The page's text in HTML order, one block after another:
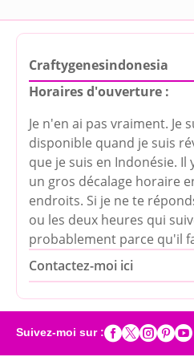
Craftygenesindonesia
Horaires d'ouverture :
Je n'en ai pas vraiment. Je
disponible quand je suis
que je suis en Indonésie.
un gros décalage horaire
endroits. Si je ne te
ou les deux heures qui
probablement parce qu'il
Contactez-moi ici
Suivez-moi sur :